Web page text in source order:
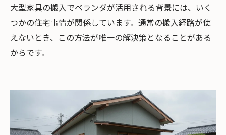
自力作業で起こりうるリスク
家具の破損や落下
建物の損傷
大型家具の運搬は株式会社EHS！
大型家具の搬入でベランダが活用される背景には、いく
つかの住宅事情が関係しています。通常の搬入経路が使
えないとき、この方法が唯一の解決策となることがある
からです。